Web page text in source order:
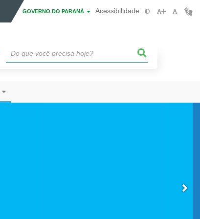
GOVERNO DO PARANÁ Acessibilidade